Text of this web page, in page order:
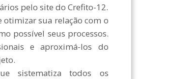
pelo site do Crefito-12.
sua relação com o
possível seus processos.
e aproximá-los do
sistematiza todos os